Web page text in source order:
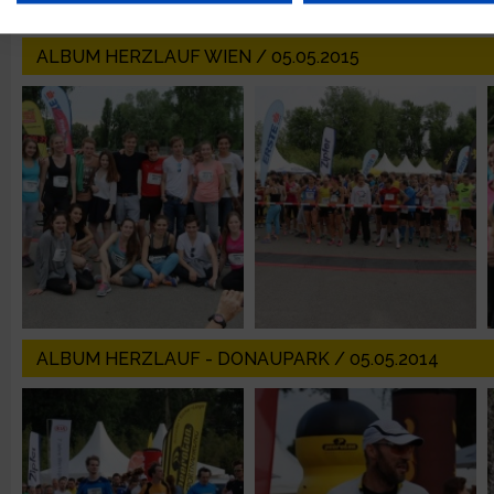
ALBUM HERZLAUF WIEN / 05.05.2015
ALBUM HERZLAUF - DONAUPARK / 05.05.2014
Verwendung reduzierter Daten zur Auswahl von
Erstellung von Profilen für personalisierte Werbung
Verwendung von Profilen zur Auswahl personalisierter
Erstellung von Profilen zur Personalisierung von Inhalten
Verwendung von Profilen zur Auswahl personalisierter Inhalte
Messung der Werbeleistung
Messung der Performance von Inhalten